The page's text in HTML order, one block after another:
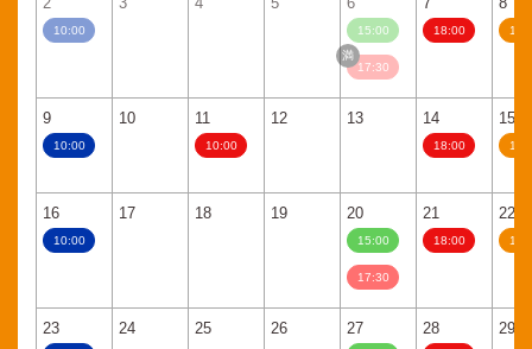
10:00 15:00
17:30
18:00
9
10:00
10 11
10:00
12 13 14
18:00
15
16
10:00
17 18 19 20
15:00
17:30
21
18:00
22
23 24 25 26 27 28 29